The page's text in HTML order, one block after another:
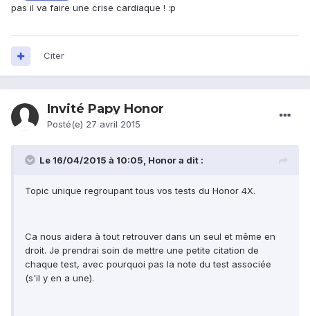
pas il va faire une crise cardiaque ! :p
Citer
Invité Papy Honor
Posté(e) 27 avril 2015
Le 16/04/2015 à 10:05, Honor a dit :
Topic unique regroupant tous vos tests du Honor 4X.
Ca nous aidera à tout retrouver dans un seul et même en
droit. Je prendrai soin de mettre une petite citation de
chaque test, avec pourquoi pas la note du test associée
(s'il y en a une).